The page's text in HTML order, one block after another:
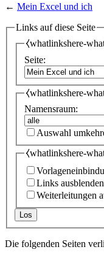
← Mein Excel und ich
Links auf diese Seite
⧼whatlinkshere-
Seite:
⧼whatlinkshere-
Namensraum:
Auswahl
⧼whatlinkshere-
Links ausblenden
Weiterleitungen
Los
Die folgenden Seiten